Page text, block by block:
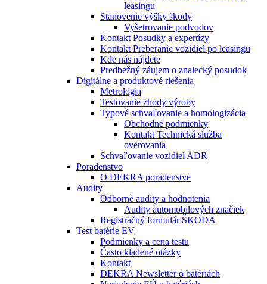
leasingu
Stanovenie výšky škody
Vyšetrovanie podvodov
Kontakt Posudky a expertízy
Kontakt Preberanie vozidiel po leasingu
Kde nás nájdete
Predbežný záujem o znalecký posudok
Digitálne a produktové riešenia
Metrológia
Testovanie zhody výroby
Typové schvaľovanie a homologizácia
Obchodné podmienky
Kontakt Technická služba
overovania
Schvaľovanie vozidiel ADR
Poradenstvo
O DEKRA poradenstve
Audity
Odborné audity a hodnotenia
Audity automobilových značiek
Registračný formulár ŠKODA
Test batérie EV
Podmienky a cena testu
Často kladené otázky
Kontakt
DEKRA Newsletter o batériách